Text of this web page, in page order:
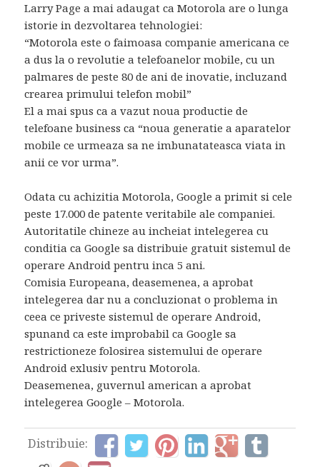
Larry Page a mai adaugat ca Motorola are o lunga
istorie in dezvoltarea tehnologiei:
“Motorola este o faimoasa companie americana ce
a dus la o revolutie a telefoanelor mobile, cu un
palmares de peste 80 de ani de inovatie, incluzand
crearea primului telefon mobil”
El a mai spus ca a vazut noua productie de
telefoane business ca “noua generatie a aparatelor
mobile ce urmeaza sa ne imbunatateasca viata in
anii ce vor urma”.
Odata cu achizitia Motorola, Google a primit si cele
peste 17.000 de patente veritabile ale companiei.
Autoritatile chineze au incheiat intelegerea cu
conditia ca Google sa distribuie gratuit sistemul de
operare Android pentru inca 5 ani.
Comisia Europeana, deasemenea, a aprobat
intelegerea dar nu a concluzionat o problema in
ceea ce priveste sistemul de operare Android,
spunand ca este improbabil ca Google sa
restrictioneze folosirea sistemului de operare
Android exlusiv pentru Motorola.
Deasemenea, guvernul american a aprobat
intelegerea Google – Motorola.
Distribuie: